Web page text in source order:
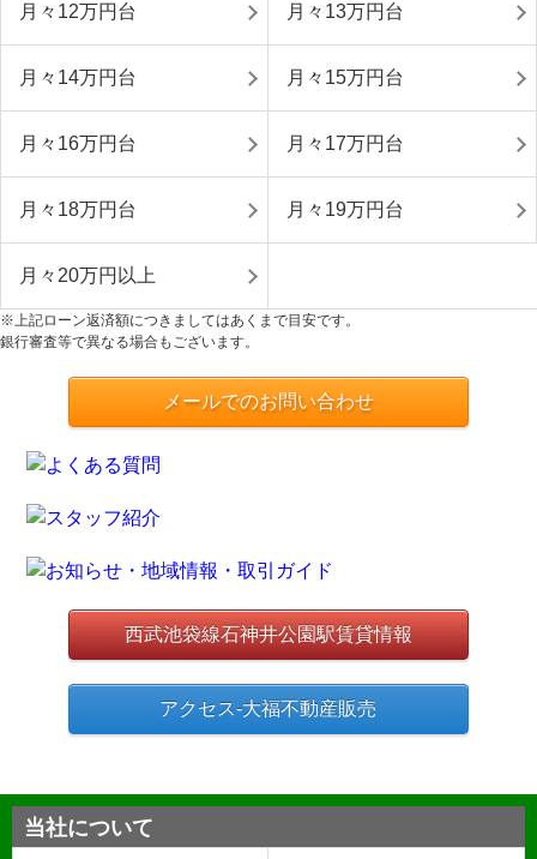
月々12万円台 月々13万円台
月々14万円台 月々15万円台
月々16万円台 月々17万円台
月々18万円台 月々19万円台
月々20万円以上
※上記ローン返済額につきましてはあくまで目安です。
銀行審査等で異なる場合もございます。
メールでのお問い合わせ
西武池袋線石神井公園駅賃貸情報
アクセス-大福不動産販売
当社について